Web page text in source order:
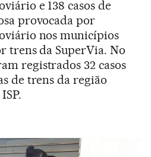
e 138 casos de
provocada por
nos municípios
trens da SuperVia. No
registrados 32 casos
de trens da região